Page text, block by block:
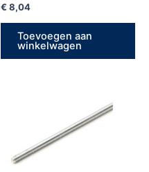
€ 8,04
Toevoegen aan
winkelwagen